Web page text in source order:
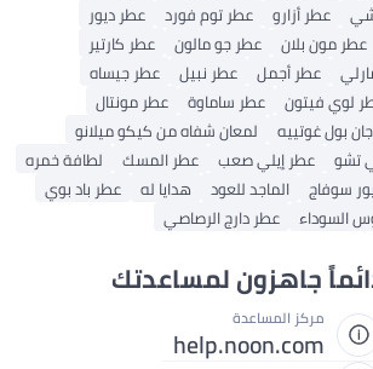
عطر أزارو عطر توم فورد
عطر ديور
عطر مون بلان عطر جو مالون
عطر كارتير
عطر أجمل عطر نبيل
عطر جيساه
لوي فيتون عطر ساماوة
عطر مونتال
بول غوتييه
لمعان شفاه من كيكو ميلانو
تشو عطر إيلي صعب عطر المسك
لطافة خمره
سوفاج الماجد للعود هدايا له
عطر باد بوي
السوداء عطر دارج الرصاصي
جاهزون لمساعدتك
مركز المساعدة
help.noon.com